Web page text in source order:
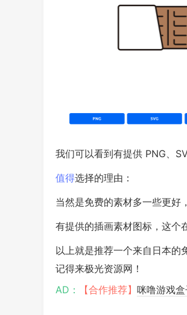
我们可以看到有提供 PNG、
值得选择的理由：
当然是免费的素材多一些更好
有提供的插画素材图标，这个
以上就是推荐一个来自日本
记得来极光资源网！
AD：
【合作推荐】 咪噜游戏